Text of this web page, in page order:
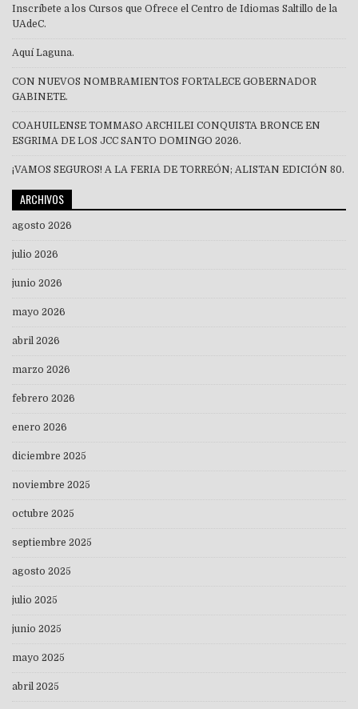
Inscríbete a los Cursos que Ofrece el Centro de Idiomas Saltillo de la
UAdeC.
Aquí Laguna.
CON NUEVOS NOMBRAMIENTOS FORTALECE GOBERNADOR
GABINETE.
COAHUILENSE TOMMASO ARCHILEI CONQUISTA BRONCE EN
ESGRIMA DE LOS JCC SANTO DOMINGO 2026.
¡VAMOS SEGUROS! A LA FERIA DE TORREÓN; ALISTAN EDICIÓN 80.
ARCHIVOS
agosto 2026
julio 2026
junio 2026
mayo 2026
abril 2026
marzo 2026
febrero 2026
enero 2026
diciembre 2025
noviembre 2025
octubre 2025
septiembre 2025
agosto 2025
julio 2025
junio 2025
mayo 2025
abril 2025